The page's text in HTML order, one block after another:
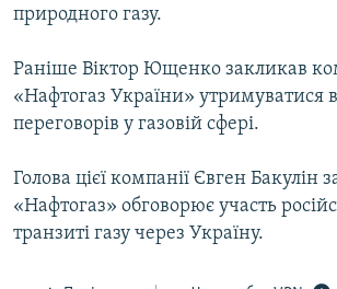
природного газу.
Раніше Віктор Ющенко закликав
«Нафтогаз України» утримуватися
переговорів у газовій сфері.
Голова цієї компанії Євген Бакулін
«Нафтогаз» обговорює участь
транзиті газу через Україну.